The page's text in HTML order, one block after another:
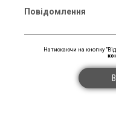
Повідомлення
Натискаючи на кнопку